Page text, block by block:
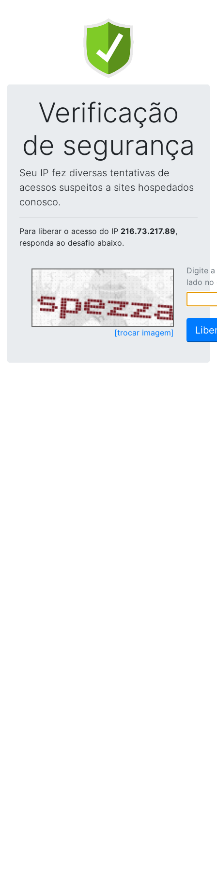
Verificação
de segurança
Seu IP fez diversas tentativas de
acessos suspeitos a sites hospedados
conosco.
Para liberar o acesso do IP 216.73.217.89,
responda ao desafio abaixo.
[trocar imagem]
Digite
lado no